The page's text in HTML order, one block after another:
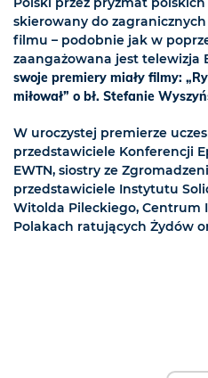
skierowany do
filmu – podobnie jak w
zaangażowana jest telewizja
swoje premiery miały filmy:
miłował” o bł. Stefanie
W uroczystej premierze
przedstawiciele Konferencji
EWTN, siostry ze
przedstawiciele Instytutu
Witolda Pileckiego, Centrum
Polakach ratujących Żydów